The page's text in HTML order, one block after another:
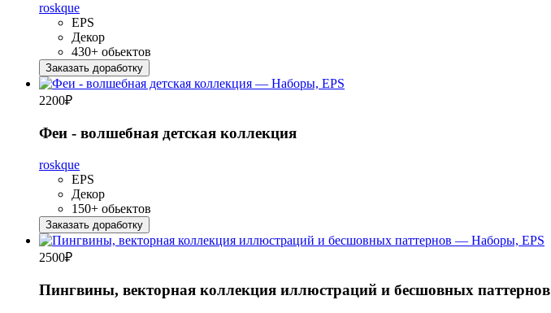
roskque
EPS
Декор
430+ обьектов
Заказать доработку
2200₽
Феи - волшебная детская коллекция
roskque
EPS
Декор
150+ обьектов
Заказать доработку
2500₽
Пингвины, векторная коллекция иллюстраций и бесшовных паттернов